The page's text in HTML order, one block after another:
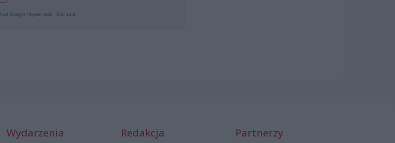
Google: Prywatność| Warunki
Wydarzenia Redakcja Partnerzy